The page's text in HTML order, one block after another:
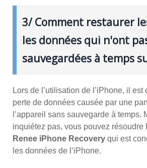
3/ Comment restaurer
les données qui n'ont
sauvegardées à temps
Lors de l’utilisation de l’iPhone, il est
perte de données causée par une
l’appareil sans sauvegarde à temps.
inquiétez pas, vous pouvez résoudre
Renee iPhone Recovery qui est
les données de l’iPhone.